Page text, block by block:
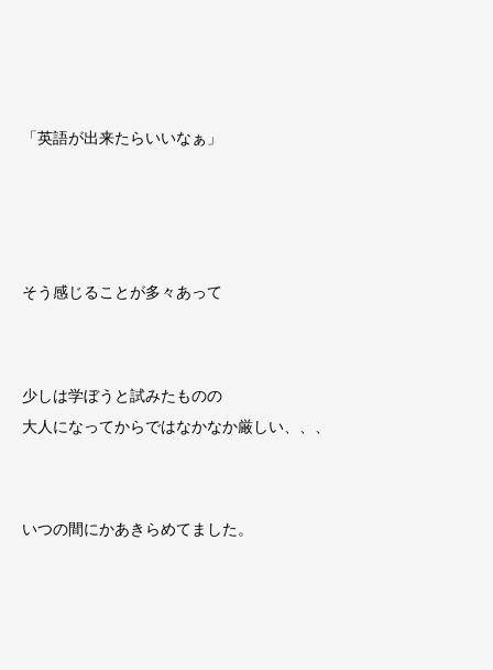
「英語が出来たらいいなぁ」
そう感じることが多々あって
少しは学ぼうと試みたものの
大人になってからではなかなか厳しい、、、
いつの間にかあきらめてました。